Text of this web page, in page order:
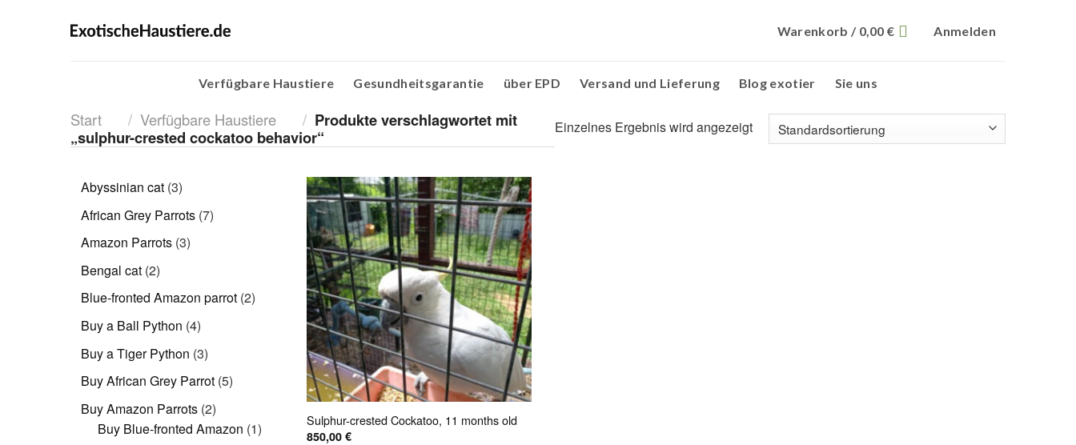
Warenkorb / 0,00€ Anmelden
Verfügbare Haustiere Gesundheitsgarantie über EPD Versand und Lieferung Blog exotier Sie uns
Start / Verfügbare Haustiere / Produkte verschlagwortet mit
„sulphur-crested cockatoo behavior“
Einzelnes Ergebnis wird angezeigt
Abyssinian cat 33
Produkte
African Grey Parrots 77
Amazon Parrots 33
Bengal cat 22
Produkte
Blue-fronted Amazon parrot 22
Buy a Ball Python 44
Produkte
Buy a Tiger Python 33
Produkte
Buy African Grey Parrot 55
Buy Amazon Parrots 22
Produkte
Buy Blue-fronted Amazon 11
Sulphur-crested Cockatoo, 11 months old
850,00€